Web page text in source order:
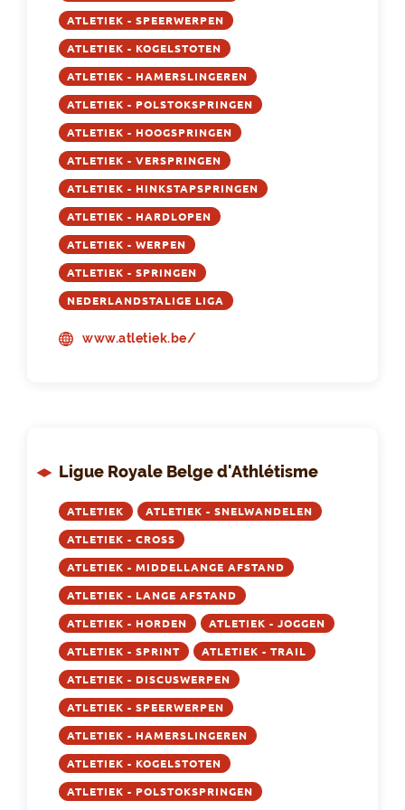
ATLETIEK - SPEERWERPEN
ATLETIEK - KOGELSTOTEN
ATLETIEK - HAMERSLINGEREN
ATLETIEK - POLSTOKSPRINGEN
ATLETIEK - HOOGSPRINGEN
ATLETIEK - VERSPRINGEN
ATLETIEK - HINKSTAPSPRINGEN
ATLETIEK - HARDLOPEN
ATLETIEK - WERPEN
ATLETIEK - SPRINGEN
NEDERLANDSTALIGE LIGA
www.atletiek.be/
Ligue Royale Belge d'Athlétisme
ATLETIEK ATLETIEK - SNELWANDELEN
ATLETIEK - CROSS
ATLETIEK - MIDDELLANGE AFSTAND
ATLETIEK - LANGE AFSTAND
ATLETIEK - HORDEN ATLETIEK - JOGGEN
ATLETIEK - SPRINT ATLETIEK - TRAIL
ATLETIEK - DISCUSWERPEN
ATLETIEK - SPEERWERPEN
ATLETIEK - HAMERSLINGEREN
ATLETIEK - KOGELSTOTEN
ATLETIEK - POLSTOKSPRINGEN